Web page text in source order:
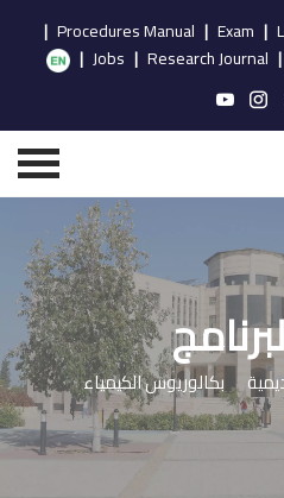
|
Exam
|
Procedures Manual
|
|
Research Journal
|
Jobs
|
بكالوريوس الكيمياء